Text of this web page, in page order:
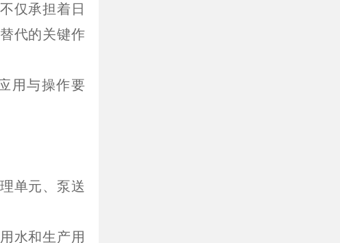
仅承担着日
代的关键作
用与操作要
单元、泵送
水和生产用